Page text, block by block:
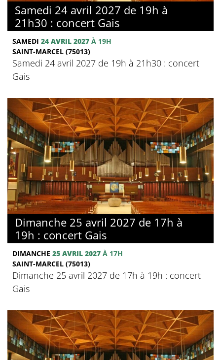
Samedi 24 avril 2027 de 19h à
21h30 : concert Gais
SAMEDI 24 AVRIL 2027 À 19H
SAINT-MARCEL (75013)
Samedi 24 avril 2027 de 19h à 21h30 : concert
Gais
Dimanche 25 avril 2027 de 17h à
19h : concert Gais
DIMANCHE 25 AVRIL 2027 À 17H
SAINT-MARCEL (75013)
Dimanche 25 avril 2027 de 17h à 19h : concert
Gais